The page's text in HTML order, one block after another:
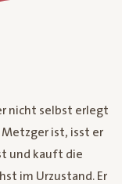
nicht selbst erlegt
Metzger ist, isst er
und kauft die
im Urzustand. Er